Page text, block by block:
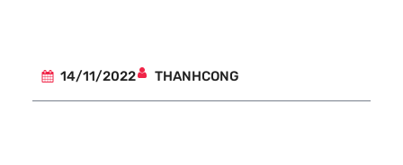
14/11/2022 THANHCONG